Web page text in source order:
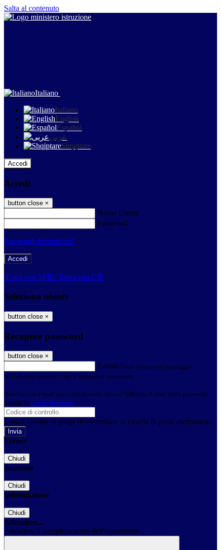
Salta al contenuto
Italiano
Italiano
English
Español
عربى
Shqiptare
Accedi
Accedi
button close ×
Nome Utente
Password
Password dimenticata?
-
Entra con SPID Entra con CIE
Seleziona utente
button close ×
Recupero password
button close ×
E-mail Verrà inviato un messaggio
all'indirizzo indicato con le istruzioni necessarie.
Non hai una e-mail associata al nome utente? Effettua il reset della password
tramite la Login Spaggiari
E-mail inviata, si prega di controllare la casella di posta elettronica!
Errore
Chiudi
Successo
Chiudi
Informazione
Chiudi
Attendere...
Attendere il completamento dell'operazione...